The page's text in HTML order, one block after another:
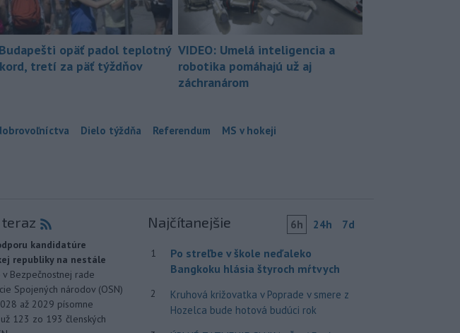
opäť padol teplotný
tretí za päť týždňov
VIDEO: Umelá inteligencia a
robotika pomáhajú už aj
záchranárom
Dielo týždňa Referendum MS v hokeji
teraz
kandidatúre
republiky na nestále
v Bezpečnostnej rade
Spojených národov (OSN)
až 2029 písomne
123 zo 193 členských
Najčítanejšie 6h 24h 7d
1
Po streľbe v škole neďaleko
Bangkoku hlásia štyroch mŕtvych
2
Kruhová križovatka v Poprade v smere z
Hozelca bude hotová budúci rok